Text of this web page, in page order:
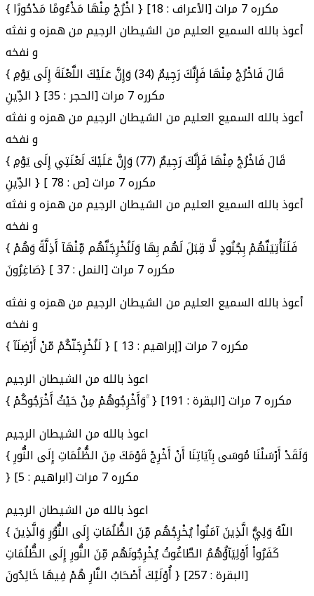
{ اخْرُجْ مِنْهَا مَذْءُومًا مَدْحُورًا } [الأعراف : 18] مكرره 7 مرات
أعوذ بالله السميع العليم من الشيطان الرجيم من همزه و نفثه
و نفخه
{ قَالَ فَاخْرُجْ مِنْهَا فَإِنَّكَ رَجِيمٌ (34) وَإِنَّ عَلَيْكَ اللَّعْنَةَ إِلَى يَوْمِ
الدِّينِ } [الحجر : 35] مكرره 7 مرات
أعوذ بالله السميع العليم من الشيطان الرجيم من همزه و نفثه
و نفخه
{ قَالَ فَاخْرُجْ مِنْهَا فَإِنَّكَ رَجِيمٌ (77) وَإِنَّ عَلَيْكَ لَعْنَتِي إِلَى يَوْمِ
الدِّينِ } [ ص : 78] مكرره 7 مرات
أعوذ بالله السميع العليم من الشيطان الرجيم من همزه و نفثه
و نفخه
{ فَلَنَأْتِيَنَّهُمْ بِجُنُودٍ لَّا قِبَلَ لَهُم بِهَا وَلَنُخْرِجَنَّهُم مِّنْهَآ أَذِلَّةً وَهُمْ
صَاغِرُونَ} [ النمل : 37] مكرره 7 مرات
أعوذ بالله السميع العليم من الشيطان الرجيم من همزه و نفثه
و نفخه
{ لَنُخْرِجَنّكُمْ مّنْ أَرْضِنَآ } [ إبراهيم : 13] مكرره 7 مرات
اعوذ بالله من الشيطان الرجيم
{ وَأَخْرِجُوهُمْ مِنْ حَيْثُ أَخْرَجُوكُمْ ۚ } [البقرة : 191] مكرره 7 مرات
اعوذ بالله من الشيطان الرجيم
{ وَلَقَدْ أَرْسَلْنَا مُوسَى بِآيَاتِنَا أَنْ أَخْرِجْ قَوْمَكَ مِنَ الظُّلُمَاتِ إِلَى النُّورِ
} [ابراهيم : 5] مكرره 7 مرات
اعوذ بالله من الشيطان الرجيم
{ اللّهُ وَلِيُّ الَّذِينَ آمَنُواْ يُخْرِجُهُم مِّنَ الظُّلُمَاتِ إِلَى النُّوُرِ وَالَّذِينَ
كَفَرُواْ أَوْلِيَآؤُهُمُ الطَّاغُوتُ يُخْرِجُونَهُم مِّنَ النُّورِ إِلَى الظُّلُمَاتِ
أُوْلَئِكَ أَصْحَابُ النَّارِ هُمْ فِيهَا خَالِدُونَ } [البقرة : 257]